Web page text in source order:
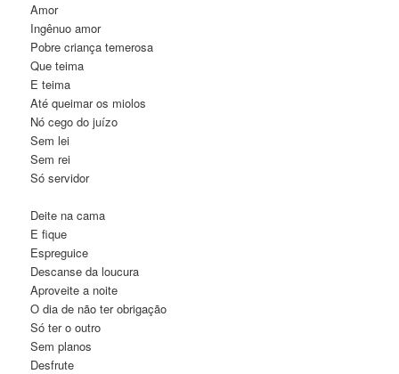
Amor
Ingênuo amor
Pobre criança temerosa
Que teima
E teima
Até queimar os miolos
Nó cego do juízo
Sem lei
Sem rei
Só servidor
Deite na cama
E fique
Espreguice
Descanse da loucura
Aproveite a noite
O dia de não ter obrigação
Só ter o outro
Sem planos
Desfrute